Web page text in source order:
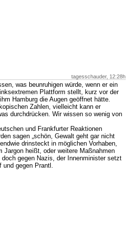
tagesschauder, 12:28h
was beunruhigen würde, wenn er ein
Plattform stellt, kurz vor der
Hamburg die Augen geöffnet hätte.
Zahlen, vielleicht kann er
durchdrücken. Wir wissen so wenig von
und Frankfurter Reaktionen
sagen „schön, Gewalt geht gar nicht
drinsteckt in möglichen Vorhaben,
Jargon heißt, oder weitere Maßnahmen
gegen Nazis, der Innenminister setzt
und gegen Prantl.